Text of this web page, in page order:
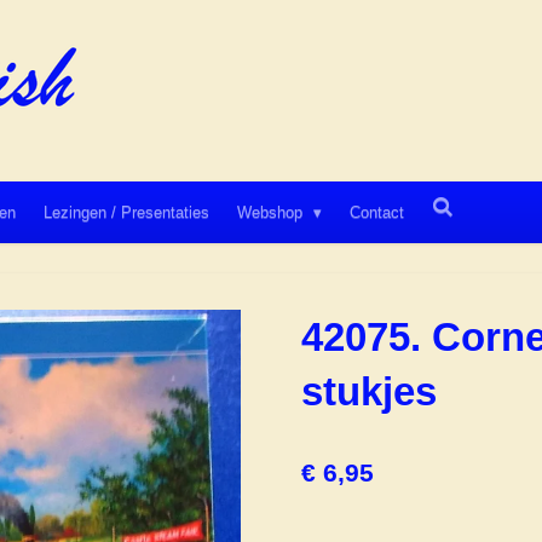
Lezingen / Presentaties Webshop Contact
42075.
stukjes
€ 6,95